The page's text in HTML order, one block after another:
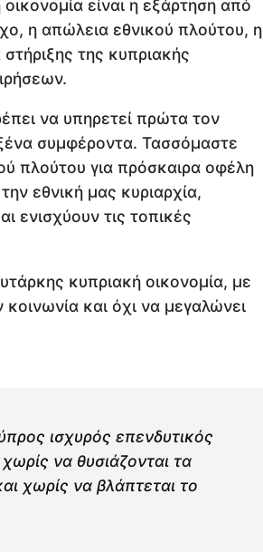
είναι η εξάρτηση από
η απώλεια εθνικού πλούτου, η
της κυπριακής
να υπηρετεί πρώτα τον
συμφέροντα. Τασσόμαστε
πλούτου για πρόσκαιρα οφέλη
εθνική μας κυριαρχία,
ενισχύουν τις τοπικές
κυπριακή οικονομία, με
και όχι να μεγαλώνει
ισχυρός επενδυτικός
να θυσιάζονται τα
χωρίς να βλάπτεται το